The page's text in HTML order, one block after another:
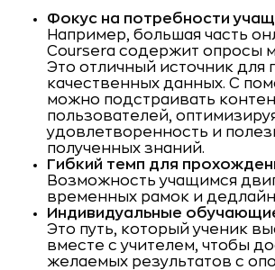
Фокус на потребности
Например, большая часть
Coursera содержит опросы
Это отличный источник для
качественных данных. С
можно подстраивать
пользователей,
удовлетворенность и
полученных знаний.
Гибкий темп для
Возможность учащимся
временных рамок и
Индивидуальные
Это путь, который ученик
вместе с учителем, чтобы
желаемых результатов с